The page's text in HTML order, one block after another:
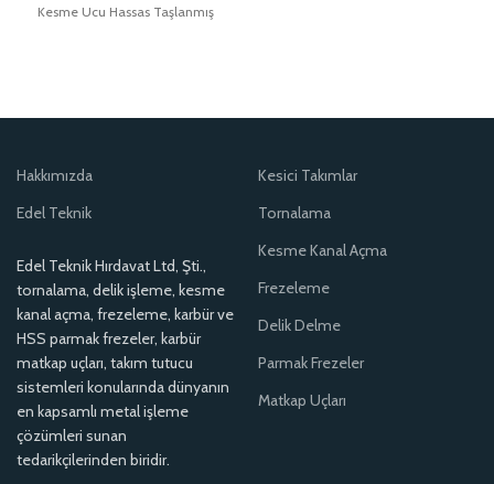
Kesme Ucu Hassas Taşlanmış
Hakkımızda
Edel Teknik
Edel Teknik Hırdavat Ltd, Şti.,
tornalama, delik işleme, kesme
kanal açma, frezeleme, karbür ve
HSS parmak frezeler, karbür
matkap uçları, takım tutucu
sistemleri konularında dünyanın
en kapsamlı metal işleme
çözümleri sunan
tedarikçilerinden biridir.
Kesici Takımlar
Tornalama
Kesme Kanal Açma
Frezeleme
Delik Delme
Parmak Frezeler
Matkap Uçları